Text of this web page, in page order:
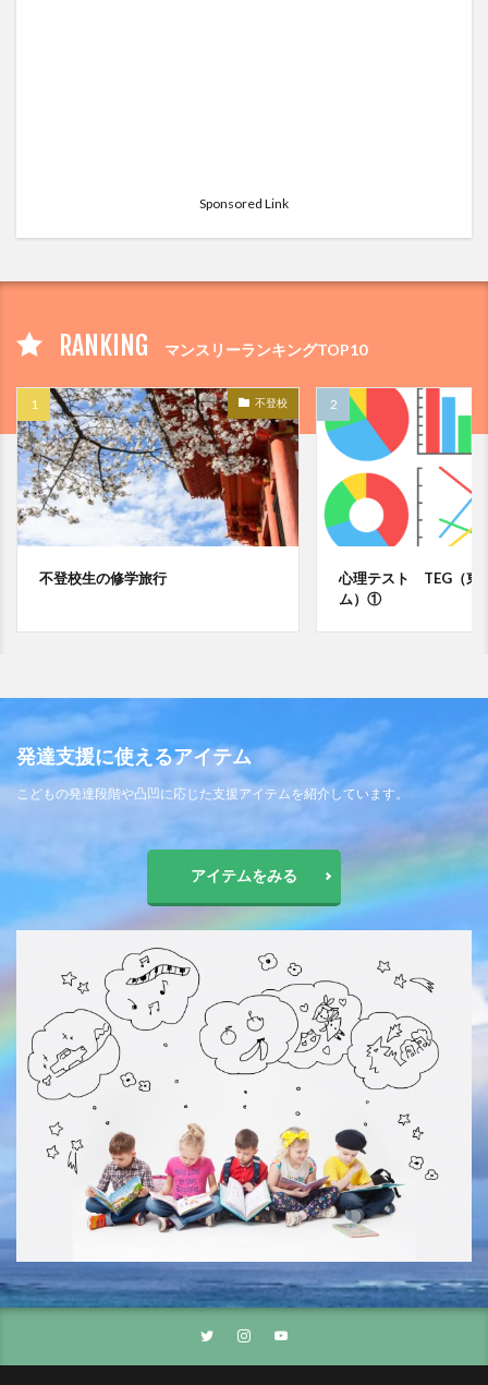
Sponsored Link
RANKING マンスリーランキングTOP10
不登校
不登校生の修学旅行
心理テスト TEG（東
ム）①
発達支援に使えるアイテム
こどもの発達段階や凸凹に応じた支援アイテムを紹介しています。
アイテムをみる